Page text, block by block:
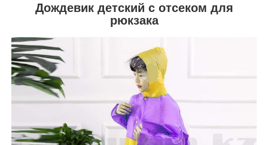
Дождевик детский с отсеком для
рюкзака